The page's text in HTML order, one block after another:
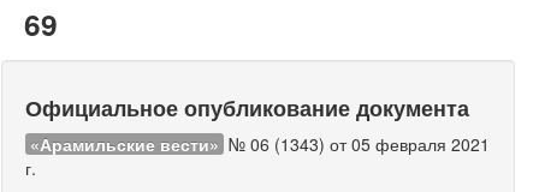
69
Официальное опубликование документа
«Арамильские вести» № 06 (1343) от 05 февраля 2021
г.